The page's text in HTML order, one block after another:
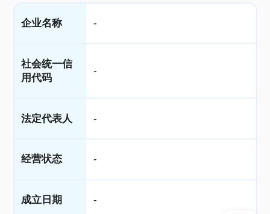
企业名称 -
社会统一信
用代码
-
法定代表人 -
经营状态 -
成立日期 -